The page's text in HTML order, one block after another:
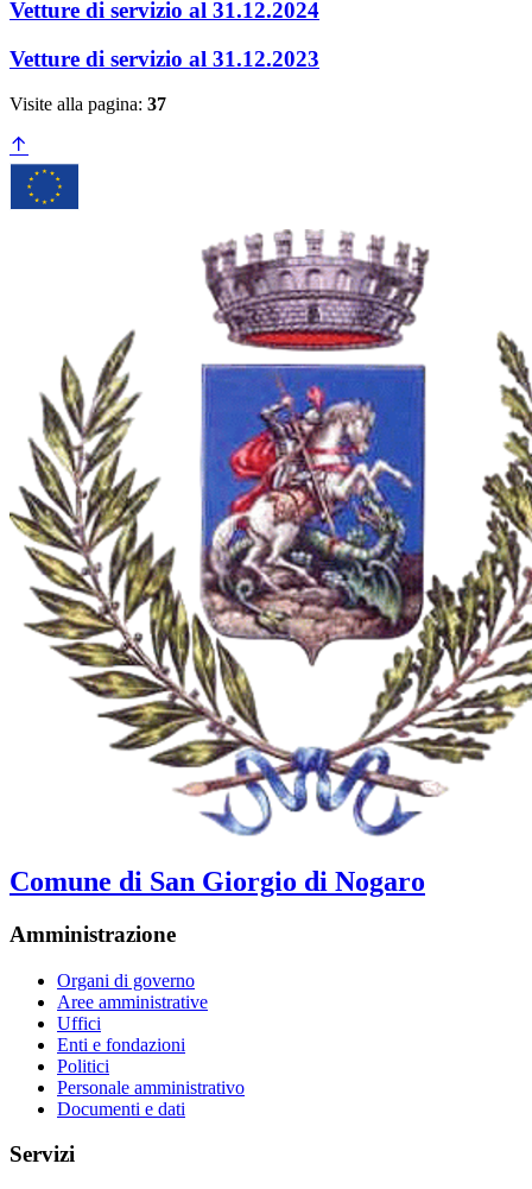
Vetture di servizio al 31.12.2024
Vetture di servizio al 31.12.2023
Visite alla pagina: 37
Comune di San Giorgio di Nogaro
Amministrazione
Organi di governo
Aree amministrative
Uffici
Enti e fondazioni
Politici
Personale amministrativo
Documenti e dati
Servizi